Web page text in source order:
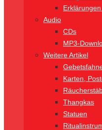
Audio
CDs
MP3-
Weitere Artikel
Karten,
Thangkas
Statuen